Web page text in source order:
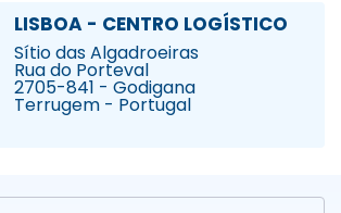
LISBOA - CENTRO LOGÍSTICO
Sítio das Algadroeiras
Rua do Porteval
2705-841 - Godigana
Terrugem - Portugal